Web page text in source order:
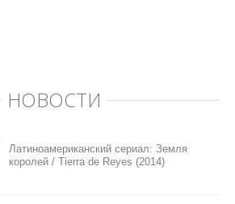
НОВОСТИ
Латиноамериканский сериал: Земля
королей / Tierra de Reyes (2014)